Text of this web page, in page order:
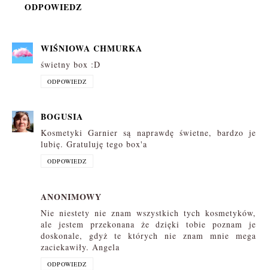
ODPOWIEDZ
WIŚNIOWA CHMURKA
świetny box :D
ODPOWIEDZ
BOGUSIA
Kosmetyki Garnier są naprawdę świetne, bardzo je
lubię. Gratuluję tego box'a
ODPOWIEDZ
ANONIMOWY
Nie niestety nie znam wszystkich tych kosmetyków,
ale jestem przekonana że dzięki tobie poznam je
doskonale, gdyż te których nie znam mnie mega
zaciekawiły. Angela
ODPOWIEDZ